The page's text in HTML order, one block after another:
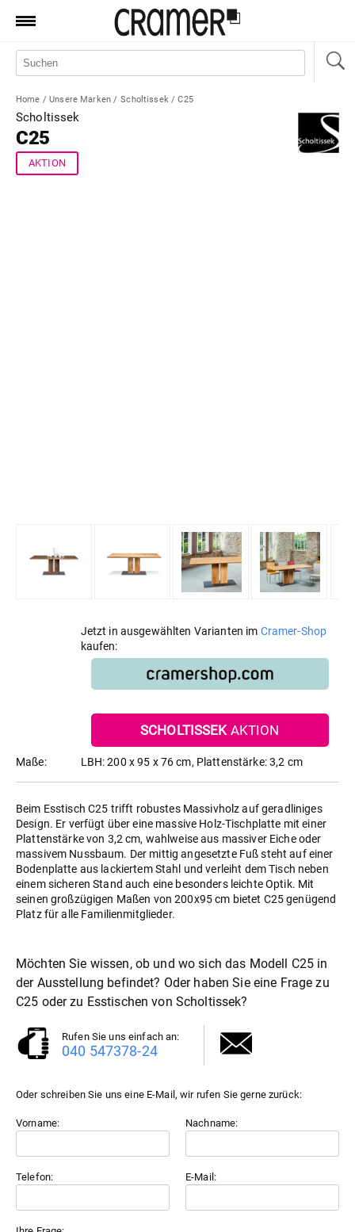
Produkte
Manufaktur
Aktionen
News
Home / Unsere Marken / Scholtissek/ C25
Scholtissek
C25
AKTION
Jetzt in ausgewählten Varianten im Cramer-Shop
kaufen:
SCHOLTISSEKAKTION
Maße: LBH: 200 x 95 x 76 cm, Plattenstärke: 3,2 cm
Beim Esstisch C25 trifft robustes Massivholz auf geradliniges
Design. Er verfügt über eine massive Holz-Tischplatte mit einer
Plattenstärke von 3,2 cm, wahlweise aus massiver Eiche oder
massivem Nussbaum. Der mittig angesetzte Fuß steht auf einer
Bodenplatte aus lackiertem Stahl und verleiht dem Tisch neben
einem sicheren Stand auch eine besonders leichte Optik. Mit
seinen großzügigen Maßen von 200x95 cm bietet C25 genügend
Platz für alle Familienmitglieder.
Möchten Sie wissen, ob und wo sich das Modell C25 in
der Ausstellung befindet? Oder haben Sie eine Frage zu
C25 oder zu Esstische von Scholtissek?
Rufen Sie uns einfach an:
040 547378-24
Oder schreiben Sie uns eine E-Mail, wir rufen Sie gerne zurück:
Vorname: Nachname:
Telefon: E-Mail: